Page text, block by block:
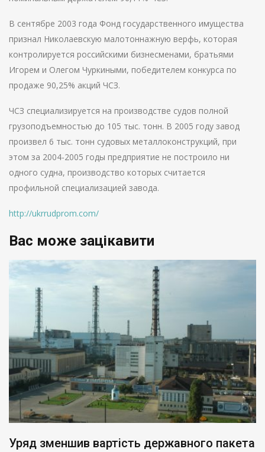
В сентябре 2003 года Фонд государственного имущества
признал Николаевскую малотоннажную верфь, которая
контролируется российскими бизнесменами, братьями
Игорем и Олегом Чуркиными, победителем конкурса по
продаже 90,25% акций ЧСЗ.
ЧСЗ специализируется на производстве судов полной
грузоподъемностью до 105 тыс. тонн. В 2005 году завод
произвел 6 тыс. тонн судовых металлоконструкций, при
этом за 2004-2005 годы предприятие не построило ни
одного судна, производство которых считается
профильной специализацией завода.
http://ukrrudprom.com/
Вас може зацікавити
Уряд зменшив вартість державного пакета